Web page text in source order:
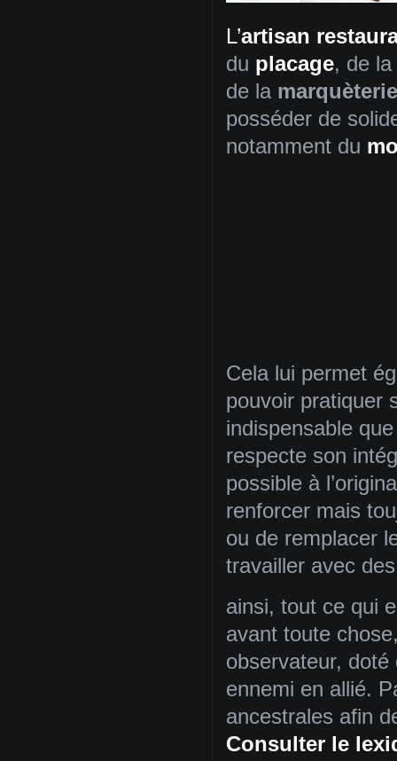
L’artisan
du placage, de la
de la marquèterie
posséder de
notamment du
Cela lui permet
pouvoir pratiquer
indispensable
respecte son
possible à
renforcer mais
ou de remplacer
travailler avec
ainsi, tout ce qui
avant toute
observateur, doté
ennemi en allié.
ancestrales afin
Consulter le